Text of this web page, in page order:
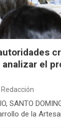
el
Redacción
SANTO
de la